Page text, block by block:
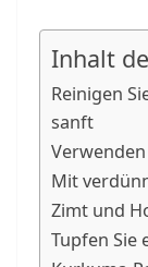
Inhalt
Reinigen
sanft
Mit
Zimt und
Tupfen Sie